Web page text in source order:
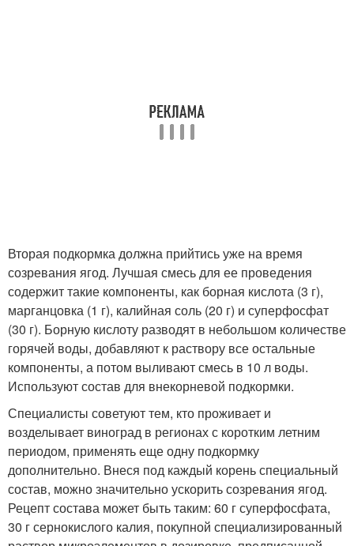
Вторая подкормка должна прийтись уже на время
созревания ягод. Лучшая смесь для ее проведения
содержит такие компоненты, как борная кислота (3 г),
марганцовка (1 г), калийная соль (20 г) и суперфосфат
(30 г). Борную кислоту разводят в небольшом количестве
горячей воды, добавляют к раствору все остальные
компоненты, а потом выливают смесь в 10 л воды.
Используют состав для внекорневой подкормки.
Специалисты советуют тем, кто проживает и
возделывает виноград в регионах с коротким летним
периодом, применять еще одну подкормку
дополнительно. Внеся под каждый корень специальный
состав, можно значительно ускорить созревания ягод.
Рецепт состава может быть таким: 60 г суперфосфата,
30 г сернокислого калия, покупной специализированный